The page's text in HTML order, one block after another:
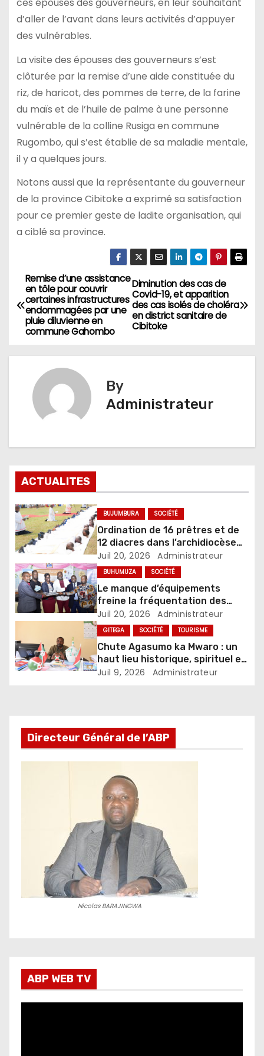
d’aller de l’avant dans leurs activités d’appuyer
des vulnérables.
La visite des épouses des gouverneurs s’est
clôturée par la remise d’une aide constituée du
riz, de haricot, des pommes de terre, de la farine
du maïs et de l’huile de palme à une personne
vulnérable de la colline Rusiga en commune
Rugombo, qui s’est établie de sa maladie mentale,
il y a quelques jours.
Notons aussi que la représentante du gouverneur
de la province Cibitoke a exprimé sa satisfaction
pour ce premier geste de ladite organisation, qui
a ciblé sa province.
Navigation
de
l’article
Diminution des cas de
Covid-19, et apparition
des cas isolés de choléra
en district sanitaire de
Cibitoke
Remise d’une assistance
en tôle pour couvrir
certaines infrastructures
endommagées par une
pluie diluvienne en
commune Gahombo
By
Administrateur
ACTUALITES
BUJUMBURA SOCIÉTÉ
Ordination de 16 prêtres et de
12 diacres dans l’archidiocèse
de Bujumbura
Juil 20, 2026 Administrateur
BUHUMUZA SOCIÉTÉ
Le manque d’équipements
freine la fréquentation des
centres de métiers en province
de Buhumuza
Juil 20, 2026 Administrateur
GITEGA SOCIÉTÉ TOURISME
Chute Agasumo ka Mwaro : un
haut lieu historique, spirituel et
touristique du Burundi
Juil 9, 2026 Administrateur
Directeur Général de l’ABP
Nicolas BARAJINGWA
ABP WEB TV